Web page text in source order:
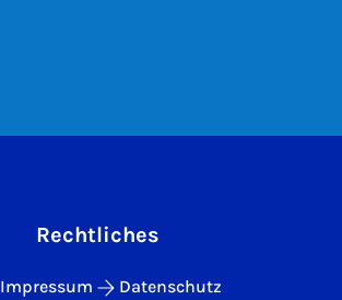
Rechtliches
Impressum
Datenschutz